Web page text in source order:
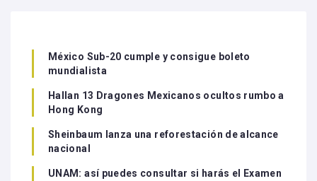
México Sub-20 cumple y consigue boleto
mundialista
Hallan 13 Dragones Mexicanos ocultos rumbo a
Hong Kong
Sheinbaum lanza una reforestación de alcance
nacional
UNAM: así puedes consultar si harás el Examen